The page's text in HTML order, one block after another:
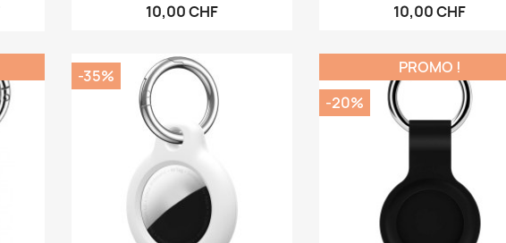
10,00 CHF 10,00 CHF
-35%
PROMO !
-20%